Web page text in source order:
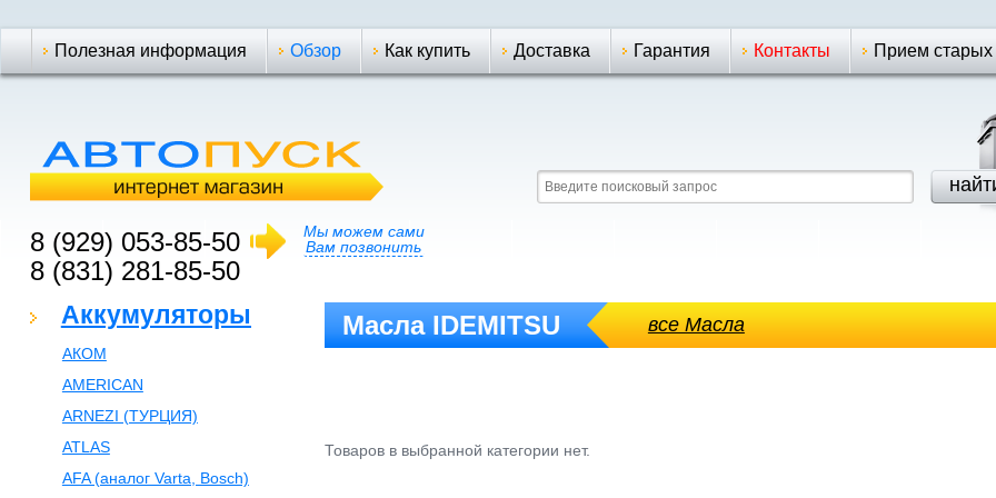
Полезная информация Обзор Как купить Доставка Гарантия Контакты Прием
8 (929) 053-85-50
8 (831) 281-85-50
Мы можем сами
Вам позвонить
Аккумуляторы
АКОМ
AMERICAN
ARNEZI (ТУРЦИЯ)
ATLAS
AFA (аналог Varta, Bosch)
Масла IDEMITSU все Масла
Товаров в выбранной категории нет.